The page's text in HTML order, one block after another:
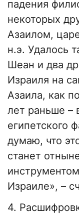
падения
некоторых
Азаилом,
н.э. Удалось
Шеан и два
Израиля на
Азаила, как
лет раньше –
египетского
думаю, что
станет
Израиле», –
4.